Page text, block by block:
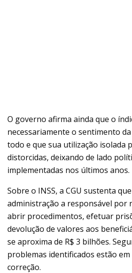
O governo afirma ainda que o
necessariamente o sentimento
todo e que sua utilização isolada
distorcidas, deixando de lado
implementadas nos últimos anos.
Sobre o INSS, a CGU sustenta
administração a responsável por
abrir procedimentos, efetuar
devolução de valores aos
se aproxima de R$ 3 bilhões.
problemas identificados estão
correção.